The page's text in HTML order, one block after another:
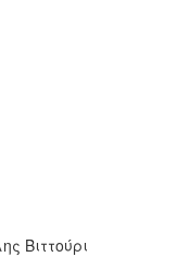
Βιττούρι